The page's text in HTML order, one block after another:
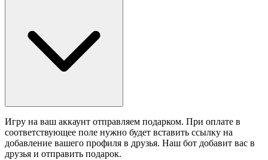
Игру на ваш аккаунт отправляем подарком. При оплате в
соответствующее поле нужно будет вставить ссылку на
добавление вашего профиля в друзья. Наш бот добавит вас в
друзья и отправить подарок.